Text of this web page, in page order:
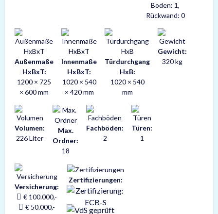
Boden: 1,
Rückwand: 0
Außenmaße
HxBxT:
1200 × 725
× 600 mm
Innenmaße
HxBxT:
1020 × 540
× 420 mm
Türdurchgang
HxB:
1020 × 540
mm
Gewicht:
320 kg
Volumen:
226 Liter
Max.
Ordner:
18
Fachböden:
2
Türen:
1
Versicherung:
€ 100.000,-
€ 50.000,-
Zertifizierungen: